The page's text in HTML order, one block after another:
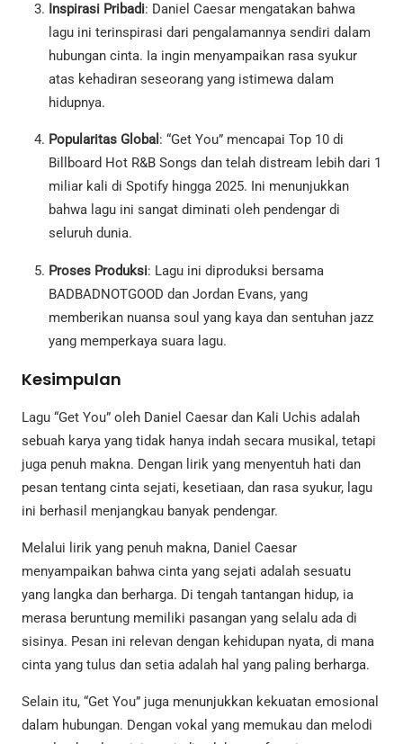
Inspirasi Pribadi: Daniel Caesar mengatakan bahwa
lagu ini terinspirasi dari pengalamannya sendiri dalam
hubungan cinta. Ia ingin menyampaikan rasa syukur
atas kehadiran seseorang yang istimewa dalam
hidupnya.
Popularitas Global : “Get You” mencapai Top 10 di
Billboard Hot R&B Songs dan telah distream lebih dari 1
miliar kali di Spotify hingga 2025. Ini menunjukkan
bahwa lagu ini sangat diminati oleh pendengar di
seluruh dunia.
Proses Produksi: Lagu ini diproduksi bersama
BADBADNOTGOOD dan Jordan Evans, yang
memberikan nuansa soul yang kaya dan sentuhan jazz
yang memperkaya suara lagu.
Kesimpulan
Lagu “Get You” oleh Daniel Caesar dan Kali Uchis adalah
sebuah karya yang tidak hanya indah secara musikal, tetapi
juga penuh makna. Dengan lirik yang menyentuh hati dan
pesan tentang cinta sejati, kesetiaan, dan rasa syukur, lagu
ini berhasil menjangkau banyak pendengar.
Melalui lirik yang penuh makna, Daniel Caesar
menyampaikan bahwa cinta yang sejati adalah sesuatu
yang langka dan berharga. Di tengah tantangan hidup, ia
merasa beruntung memiliki pasangan yang selalu ada di
sisinya. Pesan ini relevan dengan kehidupan nyata, di mana
cinta yang tulus dan setia adalah hal yang paling berharga.
Selain itu, “Get You” juga menunjukkan kekuatan emosional
dalam hubungan. Dengan vokal yang memukau dan melodi